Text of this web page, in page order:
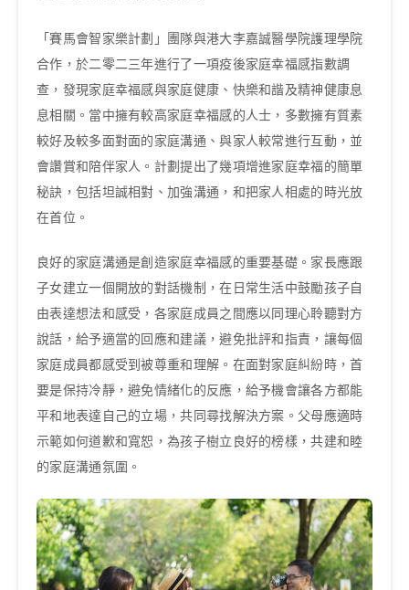
「賽馬會智家樂計劃」團隊與港大李嘉誠醫學院護理學院
合作，於二零二三年進行了一項疫後家庭幸福感指數調
查，發現家庭幸福感與家庭健康、快樂和諧及精神健康息
息相關。當中擁有較高家庭幸福感的人士，多數擁有質素
較好及較多面對面的家庭溝通、與家人較常進行互動，並
會讚賞和陪伴家人。計劃提出了幾項增進家庭幸福的簡單
秘訣，包括坦誠相對、加強溝通，和把家人相處的時光放
在首位。
良好的家庭溝通是創造家庭幸福感的重要基礎。家長應跟
子女建立一個開放的對話機制，在日常生活中鼓勵孩子自
由表達想法和感受，各家庭成員之間應以同理心聆聽對方
說話，給予適當的回應和建議，避免批評和指責，讓每個
家庭成員都感受到被尊重和理解。在面對家庭糾紛時，首
要是保持冷靜，避免情緒化的反應，給予機會讓各方都能
平和地表達自己的立場，共同尋找解決方案。父母應適時
示範如何道歉和寬恕，為孩子樹立良好的榜樣，共建和睦
的家庭溝通氛圍。